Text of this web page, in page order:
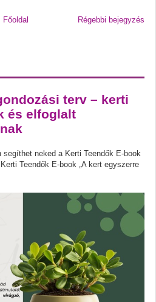
Régebbi bejegyzés
Főoldal
terv – kerti
és elfoglalt
neked a Kerti Teendők E-book
Teendők E-book „A kert egyszerre